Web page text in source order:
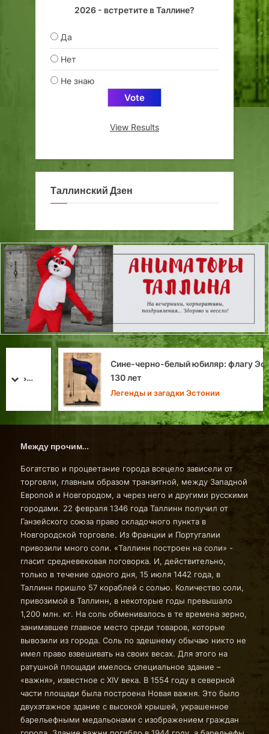
2026 - встретите в Таллине?
Да
Нет
Не знаю
View Results
Таллинский Дзен
Сине-черно-белый юбиляр: флагу Эстонии —
130 лет
Легенды и загадки Эстонии
prev
next
Между прочим…
Богатство и процветание города всецело зависели от
торговли, главным образом транзитной, между Западной
Европой и Новгородом, а через него и другими русскими
городами. 22 февраля 1346 года Таллинн получил от
Ганзейского союза право складочного пункта в
Новгородской торговле. Из Франции и Португалии
привозили много соли. «Таллинн построен на соли» -
гласит средневековая поговорка. И, действительно,
только в течение одного дня, 15 июля 1442 года, в
Таллинн пришло 57 кораблей с солью. Количество соли,
привозимой в Таллинн, в некоторые годы превышало
1,200 млн. кг. На соль обменивалось в те времена зерно,
занимавшее главное место среди товаров, которые
вывозили из города. Соль по здешнему обычаю никто не
имел право взвешивать на своих весах. Для этого на
ратушной площади имелось специальное здание –
«важня», известное с XIV века. В 1554 году в северной
части площади была построена Новая важня. Это было
двухэтажное здание с высокой крышей, украшенное
барельефными медальонами с изображением граждан